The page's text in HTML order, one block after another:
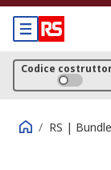
Codice
/ RS |